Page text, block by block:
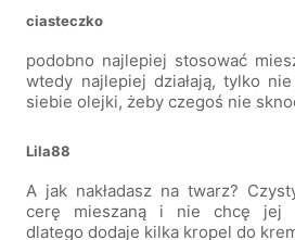
ciasteczko
podobno najlepiej stosować
wtedy najlepiej działają, tylko
siebie olejki, żeby czegoś nie
Lila88
A jak nakładasz na twarz?
cerę mieszaną i nie chcę jej
dlatego dodaje kilka kropel do